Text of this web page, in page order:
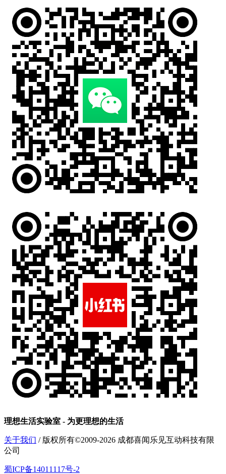
理想生活实验室 - 为更理想的生活
关于我们 / 版权所有©2009-2026 成都喜闻乐见互动科技有限
公司
蜀ICP备14011117号-2